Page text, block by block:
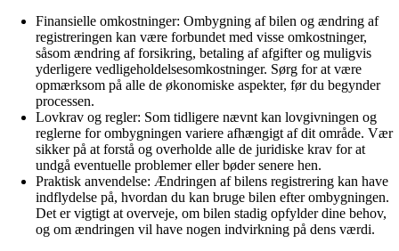
Finansielle omkostninger: Ombygning af bilen og ændring af
registreringen kan være forbundet med visse omkostninger,
såsom ændring af forsikring, betaling af afgifter og muligvis
yderligere vedligeholdelsesomkostninger. Sørg for at være
opmærksom på alle de økonomiske aspekter, før du begynder
processen.
Lovkrav og regler: Som tidligere nævnt kan lovgivningen og
reglerne for ombygningen variere afhængigt af dit område. Vær
sikker på at forstå og overholde alle de juridiske krav for at
undgå eventuelle problemer eller bøder senere hen.
Praktisk anvendelse: Ændringen af bilens registrering kan have
indflydelse på, hvordan du kan bruge bilen efter ombygningen.
Det er vigtigt at overveje, om bilen stadig opfylder dine behov,
og om ændringen vil have nogen indvirkning på dens værdi.